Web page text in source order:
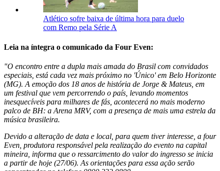
Atlético sofre baixa de última hora para duelo
com Remo pela Série A
Leia na íntegra o comunicado da Four Even:
"O encontro entre a dupla mais amada do Brasil com convidados
especiais, está cada vez mais próximo no 'Único' em Belo Horizonte
(MG). A emoção dos 18 anos de história de Jorge & Mateus, em
um festival que vem percorrendo o país, levando momentos
inesquecíveis para milhares de fás, acontecerá no mais moderno
palco de BH: a Arena MRV, com a presença de mais uma estrela da
música brasileira.
Devido a alteração de data e local, para quem tiver interesse, a four
Even, produtora responsável pela realização do evento na capital
mineira, informa que o ressarcimento do valor do ingresso se inicia
a partir de hoje (27/06). As orientações para essa ação serão